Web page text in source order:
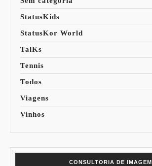
StatusKids
StatusKor World
TalKs
Tennis
Todos
Viagens
Vinhos
CONSULTORIA DE IMAGEM